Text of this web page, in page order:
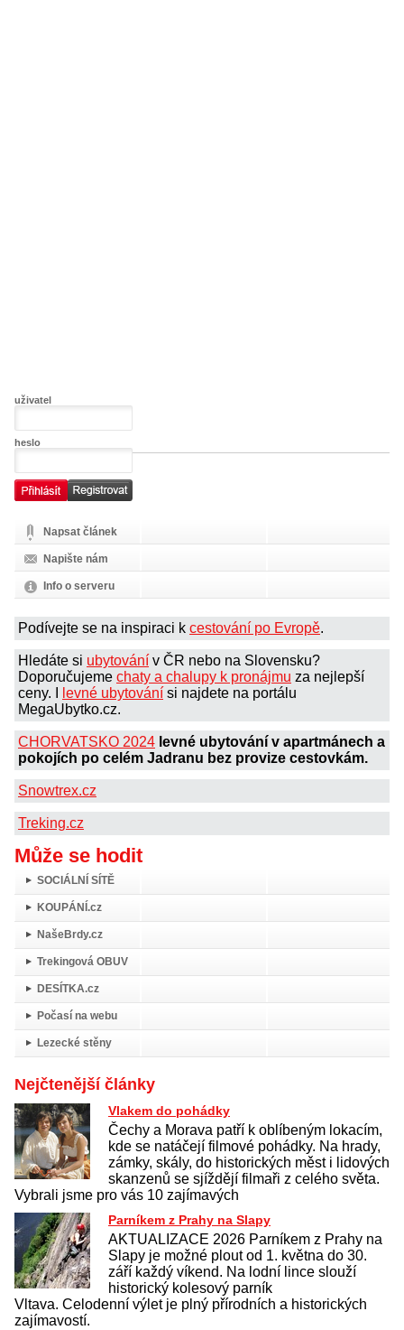
uživatel
heslo
Napsat článek
Napište nám
Info o serveru
Podívejte se na inspiraci k cestování po Evropě.
Hledáte si ubytování v ČR nebo na Slovensku?
Doporučujeme chaty a chalupy k pronájmu za nejlepší
ceny. I
levné ubytování si najdete na portálu
MegaUbytko.cz.
CHORVATSKO 2024 levné ubytování v apartmánech a
pokojích po celém Jadranu bez provize cestovkám.
Snowtrex.cz
Treking.cz
Může se hodit
SOCIÁLNÍ SÍTĚ
KOUPÁNÍ.cz
NašeBrdy.cz
Trekingová OBUV
DESÍTKA.cz
Počasí na webu
Lezecké stěny
Nejčtenější články
Vlakem do pohádky
Čechy a Morava patří k oblíbeným lokacím,
kde se natáčejí filmové pohádky. Na hrady,
zámky, skály, do historických měst i lidových
skanzenů se sjíždějí filmaři z celého světa.
Vybrali jsme pro vás 10 zajímavých
Parníkem z Prahy na Slapy
AKTUALIZACE 2026 Parníkem z Prahy na
Slapy je možné plout od 1. května do 30.
září každý víkend. Na lodní lince slouží
historický kolesový parník
Vltava. Celodenní výlet je plný přírodních a historických
zajímavostí.